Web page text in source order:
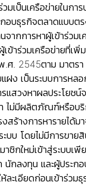
มเป็นเครือข่ายในกา
อบธุรกิจตลาดแบบต
จากการหาผู้เข้าร่วม
ข้าร่วมเครือข่ายที่เ
.ศ. 2545ตาม มาตร
ฝง เป็นระบบการหล
แสวงหาผลประโยช
ไม่มีผลิตภัณฑ์หรือบริ
สร้างการหารายได้ม
ะบบ โดยไม่มีการขาย
าชิกใหม่เข้าสู่ระบบเ
นักลงทุน และผู้ประก
ละเอียดก่อนเข้าร่วม